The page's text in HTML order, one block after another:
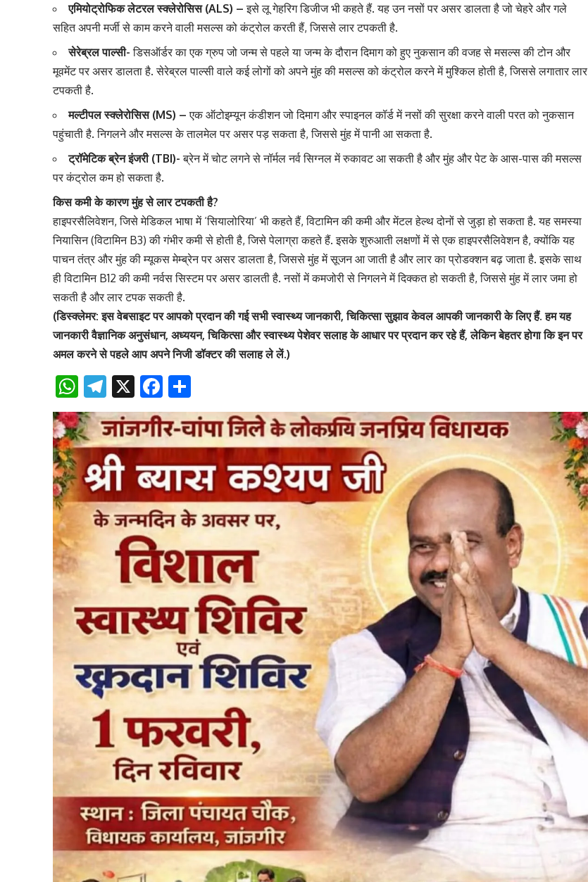
एमियोट्रोफिक लेटरल स्क्लेरोसिस (ALS) – इसे लू गेहरिग डिजीज भी कहते हैं. यह उन नसों पर असर डालता है जो चेहरे और गले
सहित अपनी मर्जी से काम करने वाली मसल्स को कंट्रोल करती हैं, जिससे लार टपकती है.
सेरेब्रल पाल्सी- डिसऑर्डर का एक ग्रुप जो जन्म से पहले या जन्म के दौरान दिमाग को हुए नुकसान की वजह से मसल्स की टोन और
मूवमेंट पर असर डालता है. सेरेब्रल पाल्सी वाले कई लोगों को अपने मुंह की मसल्स को कंट्रोल करने में मुश्किल होती है, जिससे लगातार लार
टपकती है.
मल्टीपल स्क्लेरोसिस (MS) –एक ऑटोइम्यून कंडीशन जो दिमाग और स्पाइनल कॉर्ड में नसों की सुरक्षा करने वाली परत को नुकसान
पहुंचाती है. निगलने और मसल्स के तालमेल पर असर पड़ सकता है, जिससे मुंह में पानी आ सकता है.
ट्रॉमेटिक ब्रेन इंजरी (TBI)-ब्रेन में चोट लगने से नॉर्मल नर्व सिग्नल में रुकावट आ सकती है और मुंह और पेट के आस-पास की मसल्स
पर कंट्रोल कम हो सकता है.
किस कमी के कारण मुंह से लार टपकती है?
हाइपरसैलिवेशन, जिसे मेडिकल भाषा में ‘सियालोरिया’ भी कहते हैं, विटामिन की कमी और मेंटल हेल्थ दोनों से जुड़ा हो सकता है. यह समस्या
नियासिन (विटामिन B3) की गंभीर कमी से होती है, जिसे पेलाग्रा कहते हैं. इसके शुरुआती लक्षणों में से एक हाइपरसैलिवेशन है, क्योंकि यह
पाचन तंत्र और मुंह की म्यूकस मेम्ब्रेन पर असर डालता है, जिससे मुंह में सूजन आ जाती है और लार का प्रोडक्शन बढ़ जाता है. इसके साथ
ही विटामिन B12 की कमी नर्वस सिस्टम पर असर डालती है. नसों में कमजोरी से निगलने में दिक्कत हो सकती है, जिससे मुंह में लार जमा हो
सकती है और लार टपक सकती है.
(डिस्क्लेमर: इस वेबसाइट पर आपको प्रदान की गई सभी स्वास्थ्य जानकारी, चिकित्सा सुझाव केवल आपकी जानकारी के लिए हैं. हम यह
जानकारी वैज्ञानिक अनुसंधान, अध्ययन, चिकित्सा और स्वास्थ्य पेशेवर सलाह के आधार पर प्रदान कर रहे हैं, लेकिन बेहतर होगा कि इन पर
अमल करने से पहले आप अपने निजी डॉक्टर की सलाह ले लें.)
WhatsApp
Telegram
X Facebook